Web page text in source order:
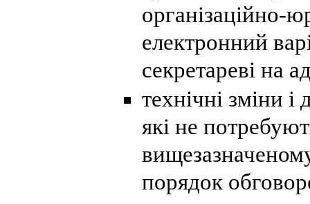
організаційно-
електронний
секретареві на
технічні зміни
які не
порядок